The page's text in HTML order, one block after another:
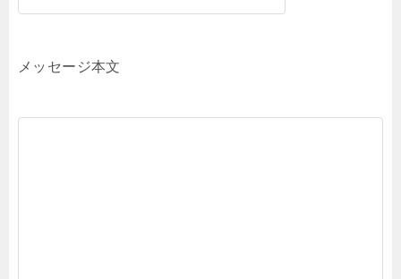
メッセージ本文